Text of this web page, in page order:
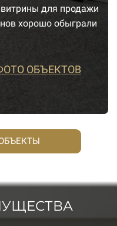
витрины для продажи
хорошо обыграли
ОБЪЕКТОВ